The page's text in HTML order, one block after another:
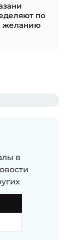
по
желанию
в